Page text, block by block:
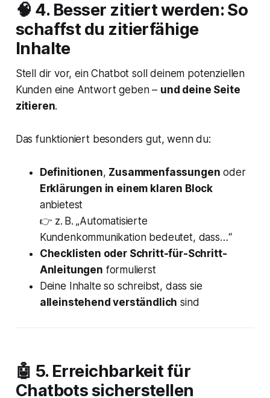
🧠 4. Besser zitiert werden: So
schaffst du zitierfähige
Inhalte
Stell dir vor, ein Chatbot soll deinem potenziellen
Kunden eine Antwort geben – und deine Seite
zitieren.
Das funktioniert besonders gut, wenn du:
Definitionen, Zusammenfassungen oder
Erklärungen in einem klaren Block
anbietest
👉 z. B.„Automatisierte
Kundenkommunikation bedeutet, dass…“
Checklisten oder Schritt-für-Schritt-
Anleitungen formulierst
Deine Inhalte so schreibst, dass sie
alleinstehend verständlich sind
🤖 5. Erreichbarkeit für
Chatbots sicherstellen